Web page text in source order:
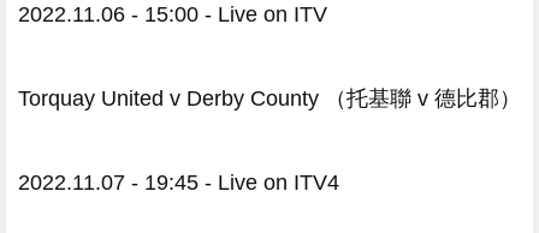
2022.11.06 - 15:00 - Live on ITV
Torquay United v Derby County （托基聯 v 德比郡）
2022.11.07 - 19:45 - Live on ITV4